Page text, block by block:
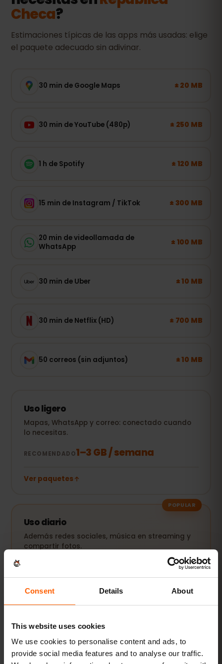
Consent Details About
This website uses cookies
We use cookies to personalise content and ads, to
provide social media features and to analyse our traffic.
Checa?
Estimaciones típicas de las apps más usadas: elige
el paquete adecuado sin adivinar.
30 min de Google Maps ± 20 MB
30 min de YouTube (480p) ± 250 MB
1 h de Spotify ± 120 MB
15 min de Instagram / TikTok ± 300 MB
20 min de videollamada de
WhatsApp
± 100 MB
30 min de Uber ± 10 MB
30 min de Netflix (HD) ± 700 MB
50 correos (sin adjuntos) ± 10 MB
Uso ligero
Mapas, WhatsApp y correo: conectado cuando
lo necesitas.
RECOMENDADO1–3 GB / semana
Ver paquetes
POPULAR
Uso diario
Además redes sociales, música en streaming y
compartir fotos.
Ver paquetes
Streaming y hotspot
Vídeos, videollamadas y conexión para tu